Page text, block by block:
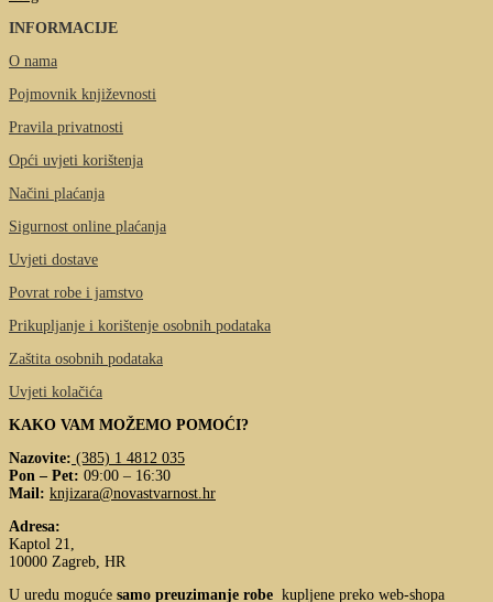
INFORMACIJE
O nama
Pojmovnik književnosti
Pravila privatnosti
Opći uvjeti korištenja
Načini plaćanja
Sigurnost online plaćanja
Uvjeti dostave
Povrat robe i jamstvo
Prikupljanje i korištenje osobnih podataka
Zaštita osobnih podataka
Uvjeti kolačića
KAKO VAM MOŽEMO POMOĆI?
Nazovite: (385) 1 4812 035
Pon – Pet: 09:00 – 16:30
Mail: knjizara@novastvarnost.hr
Adresa:
Kaptol 21,
10000 Zagreb, HR
U uredu moguće samo preuzimanje robe kupljene preko web-shopa